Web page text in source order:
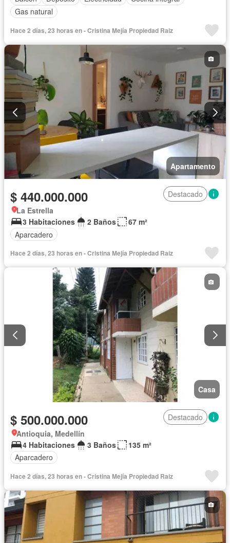
Gas natural
Hace 2 días, 23 horas en - Cristina Mejía Propiedad Raiz
Apartamento
$ 440.000.000
Destacado
La Estrella
3 Habitaciones
2 Baños
67 m²
Aparcadero
Hace 2 días, 23 horas en - Cristina Mejía Propiedad Raiz
Casa
$ 500.000.000
Destacado
Antioquia, Medellín
4 Habitaciones
3 Baños
135 m²
Aparcadero
Hace 2 días, 23 horas en - Cristina Mejía Propiedad Raiz